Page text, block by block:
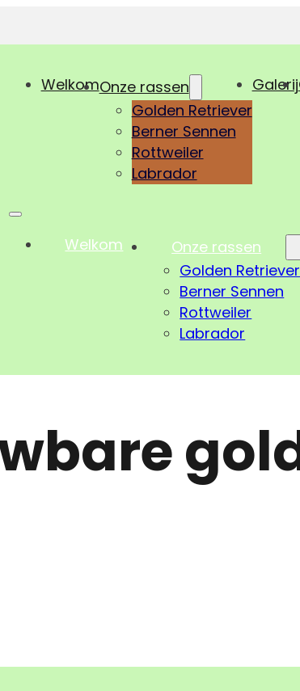
WelkomOnze rassen
Golden Retriever
Berner Sennen
Rottweiler
Labrador
Galerij
Welkom
Onze rassen
Golden Retriever
Berner Sennen
Rottweiler
Labrador